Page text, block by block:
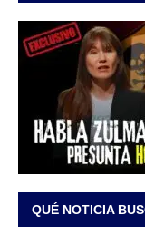
QUÉ NOTICIA